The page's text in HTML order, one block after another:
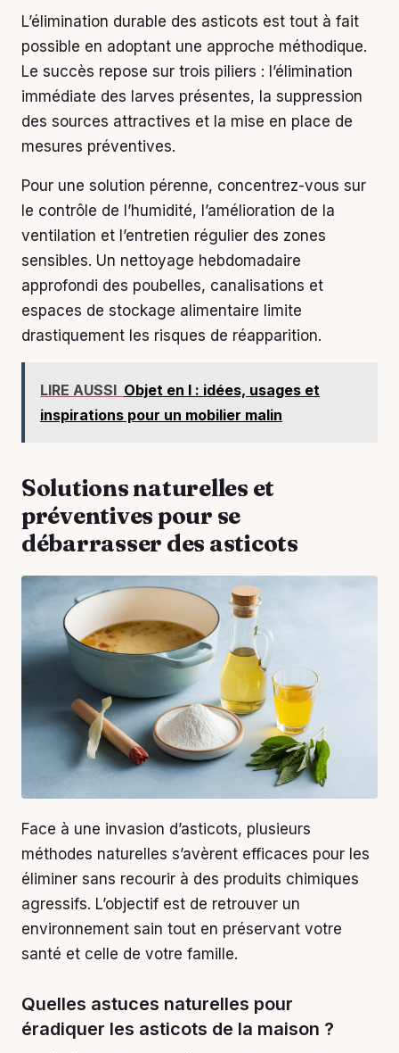
L’élimination durable des asticots est tout à fait
possible en adoptant une approche méthodique.
Le succès repose sur trois piliers : l’élimination
immédiate des larves présentes, la suppression
des sources attractives et la mise en place de
mesures préventives.
Pour une solution pérenne, concentrez-vous sur
le contrôle de l’humidité, l’amélioration de la
ventilation et l’entretien régulier des zones
sensibles. Un nettoyage hebdomadaire
approfondi des poubelles, canalisations et
espaces de stockage alimentaire limite
drastiquement les risques de réapparition.
LIRE AUSSI Objet en l : idées, usages et
inspirations pour un mobilier malin
Solutions naturelles et
préventives pour se
débarrasser des asticots
Face à une invasion d’asticots, plusieurs
méthodes naturelles s’avèrent efficaces pour les
éliminer sans recourir à des produits chimiques
agressifs. L’objectif est de retrouver un
environnement sain tout en préservant votre
santé et celle de votre famille.
Quelles astuces naturelles pour
éradiquer les asticots de la maison ?